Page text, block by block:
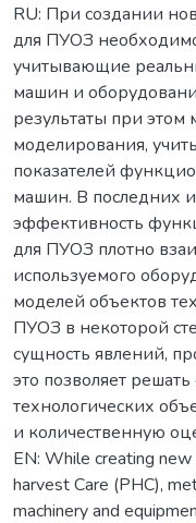
RU: При создании
для ПУОЗ
учитывающие
машин и
результаты при
моделирования,
показателей
машин. В последних
эффективность
для ПУОЗ плотно
используемого
моделей объектов
ПУОЗ в некоторой
сущность явлений,
это позволяет
технологических
и количественную
EN: While creating
harvest Care (PHC),
machinery and